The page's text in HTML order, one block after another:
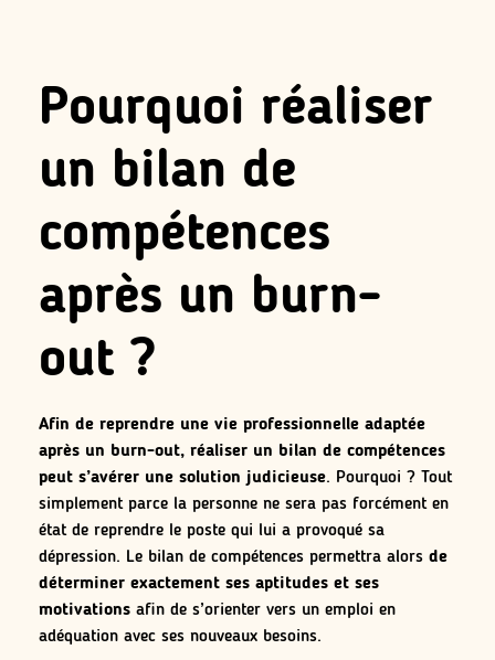
Pourquoi réaliser
un bilan de
compétences
après un burn-
out ?
Afin de reprendre une vie professionnelle adaptée
après un burn-out, réaliser un bilan de compétences
peut s’avérer une solution judicieuse. Pourquoi ? Tout
simplement parce la personne ne sera pas forcément en
état de reprendre le poste qui lui a provoqué sa
dépression. Le bilan de compétences permettra alors de
déterminer exactement ses aptitudes et ses
motivations afin de s’orienter vers un emploi en
adéquation avec ses nouveaux besoins.